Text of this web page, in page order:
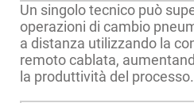
Un singolo tecnico può
operazioni di cambio
a distanza utilizzando la
remoto cablata,
la produttività del processo.